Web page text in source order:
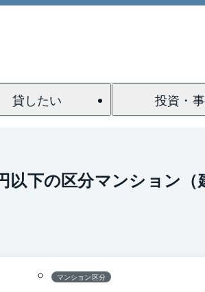
貸したい 投資・
下の区分マンション（
マンション区分